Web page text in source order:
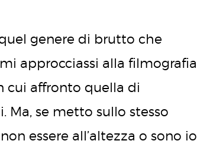
genere di brutto che
approcciassi alla filmografia
cui affronto quella di
Ma, se metto sullo stesso
essere all’altezza o sono io